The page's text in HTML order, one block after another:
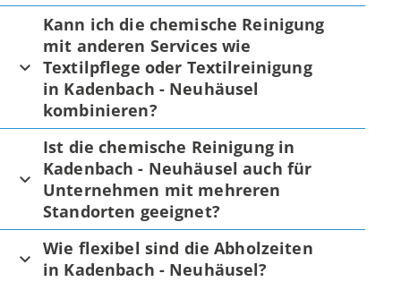
Kann ich die chemische Reinigung
mit anderen Services wie
Textilpflege oder Textilreinigung
in Kadenbach - Neuhäusel
kombinieren?
Ist die chemische Reinigung in
Kadenbach - Neuhäusel auch für
Unternehmen mit mehreren
Standorten geeignet?
Wie flexibel sind die Abholzeiten
in Kadenbach - Neuhäusel?